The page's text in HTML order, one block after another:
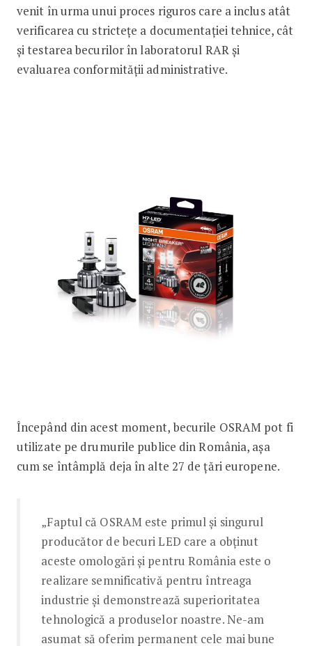
venit în urma unui proces riguros care a inclus atât
verificarea cu strictețe a documentației tehnice, cât
și testarea becurilor în laboratorul RAR și
evaluarea conformității administrative.
Începând din acest moment, becurile OSRAM pot fi
utilizate pe drumurile publice din România, așa
cum se întâmplă deja în alte 27 de țări europene.
„Faptul că OSRAM este primul și singurul
producător de becuri LED care a obținut
aceste omologări și pentru România este o
realizare semnificativă pentru întreaga
industrie și demonstrează superioritatea
tehnologică a produselor noastre. Ne-am
asumat să oferim permanent cele mai bune